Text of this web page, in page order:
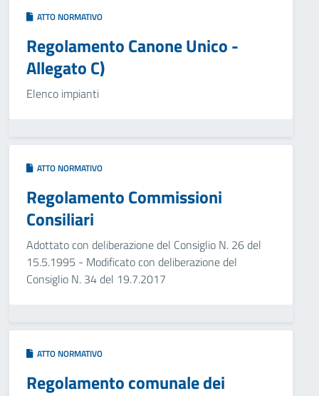
ATTO NORMATIVO
Regolamento Canone Unico -
Allegato C)
Elenco impianti
ATTO NORMATIVO
Regolamento Commissioni
Consiliari
Adottato con deliberazione del Consiglio N. 26 del
15.5.1995 - Modificato con deliberazione del
Consiglio N. 34 del 19.7.2017
ATTO NORMATIVO
Regolamento comunale dei